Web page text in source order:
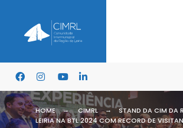
HOME CIMRL
STAND DA CIM DA
LEIRIA NA BTL 2024 COM RECORD DE